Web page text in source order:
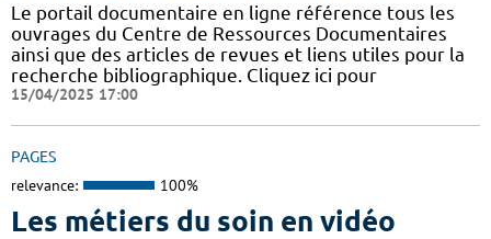
Le portail documentaire en ligne référence tous les
ouvrages du Centre de Ressources Documentaires
ainsi que des articles de revues et liens utiles pour la
recherche bibliographique. Cliquez ici pour
15/04/2025 17:00
PAGES
relevance: 100%
Les métiers du soin en vidéo